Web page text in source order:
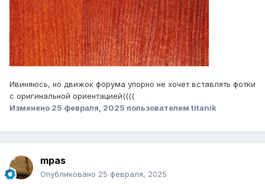
Ивиняюсь, но движок форума упорно не хочет вставлять фотки
с оригинальной ориентацией((((
Изменено 25 февраля, 2025 пользователем titanik
mpas
Опубликовано 25 февраля, 2025